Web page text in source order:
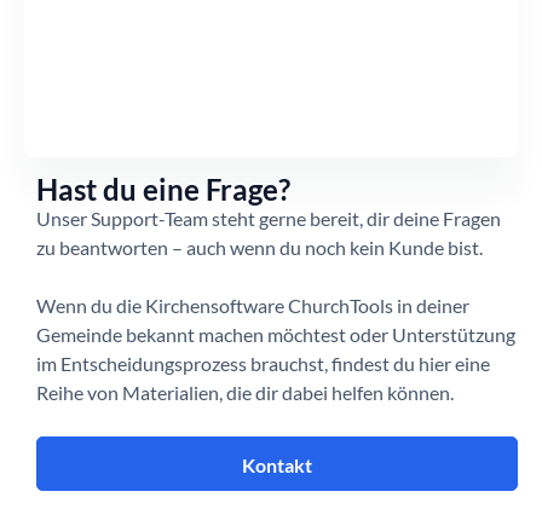
Hast du eine Frage?
Unser Support-Team steht gerne bereit, dir deine Fragen
zu beantworten – auch wenn du noch kein Kunde bist.
Wenn du die Kirchensoftware ChurchTools in deiner
Gemeinde bekannt machen möchtest oder Unterstützung
im Entscheidungsprozess brauchst, findest du hier eine
Reihe von Materialien, die dir dabei helfen können.
Kontakt